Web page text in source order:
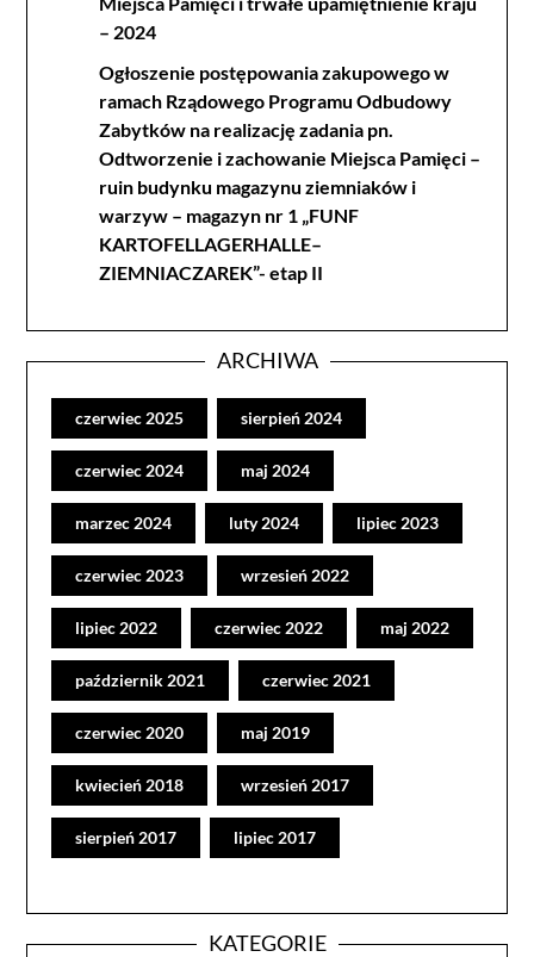
– 2024
Ogłoszenie postępowania zakupowego w
ramach Rządowego Programu Odbudowy
Zabytków na realizację zadania pn.
Odtworzenie i zachowanie Miejsca Pamięci –
ruin budynku magazynu ziemniaków i
warzyw – magazyn nr 1 „FUNF
KARTOFELLAGERHALLE–
ZIEMNIACZAREK”- etap II
ARCHIWA
czerwiec 2025 sierpień 2024
czerwiec 2024 maj 2024
marzec 2024 luty 2024 lipiec 2023
czerwiec 2023 wrzesień 2022
lipiec 2022 czerwiec 2022 maj 2022
październik 2021 czerwiec 2021
czerwiec 2020 maj 2019
kwiecień 2018 wrzesień 2017
sierpień 2017 lipiec 2017
KATEGORIE